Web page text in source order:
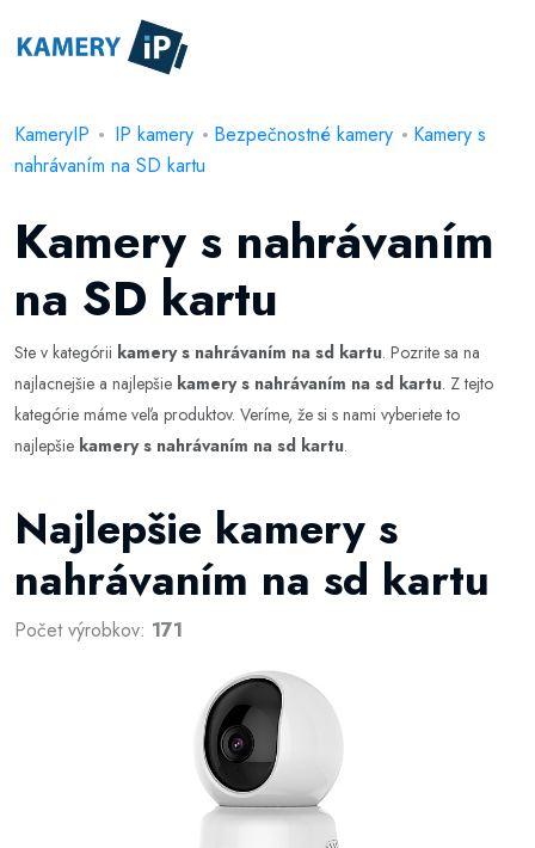
KameryIP IP kamery Bezpečnostné kamery
Kamery s
nahrávaním na SD kartu
Kamery s nahrávaním
na SD kartu
Ste v kategórii kamery s nahrávaním na sd kartu. Pozrite sa na
najlacnejšie a najlepšie kamery s nahrávaním na sd kartu. Z tejto
kategórie máme veľa produktov. Veríme, že si s nami vyberiete to
najlepšie kamery s nahrávaním na sd kartu.
Najlepšie kamery s
nahrávaním na sd kartu
Počet výrobkov: 171